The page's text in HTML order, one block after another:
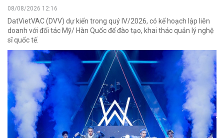
08/08/2026 12:16
DatVietVAC (DVV) dự kiến trong quý IV/2026, có kế hoạch lập liên
doanh với đối tác Mỹ/ Hàn Quốc để đào tạo, khai thác quản lý nghệ
sĩ quốc tế.